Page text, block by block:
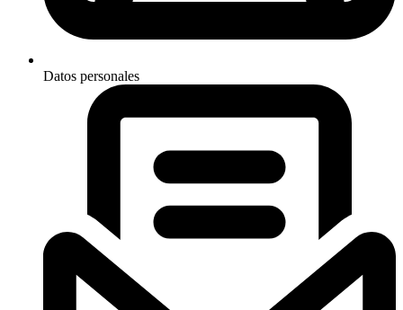
Datos personales